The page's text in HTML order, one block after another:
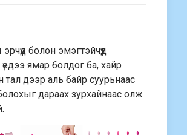
болон эмэгтэйчүүд
ямар болдог ба, хайр
тал дээр аль байр суурьнаас
дараах зурхайнаас олж